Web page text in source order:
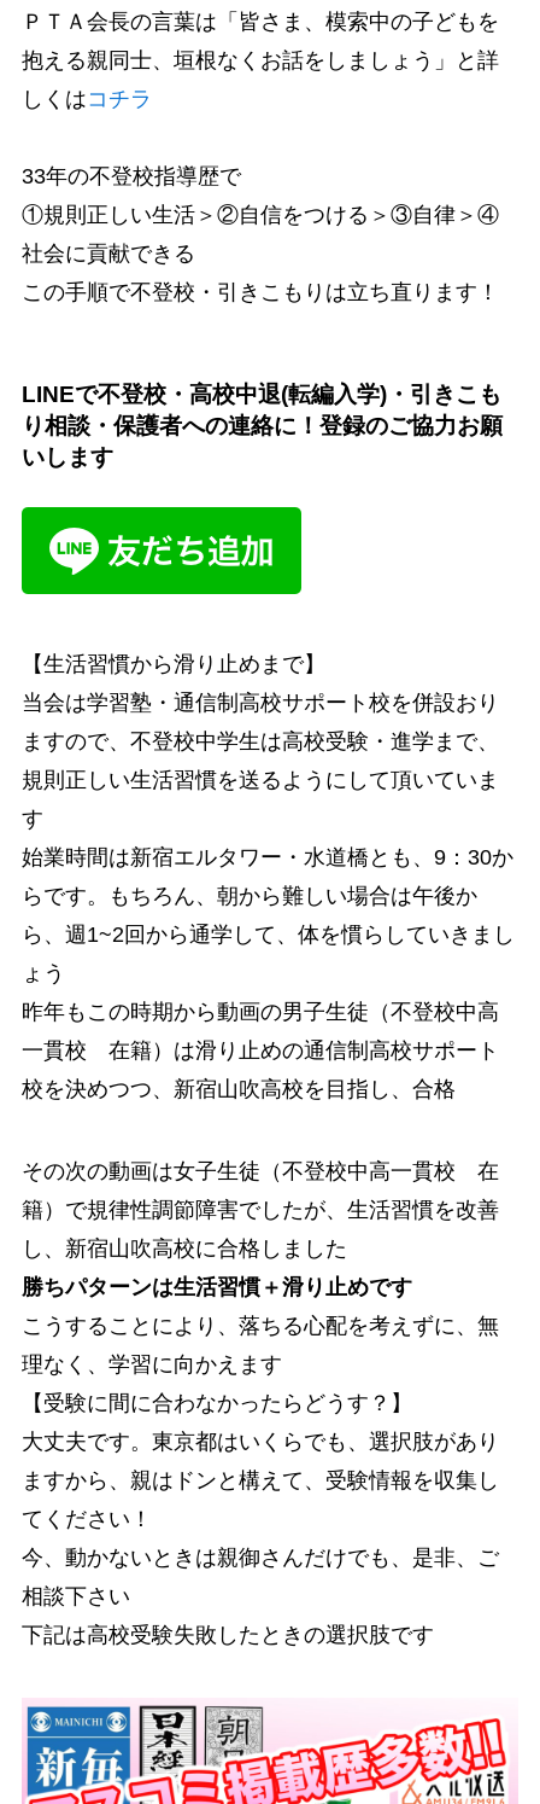
ＰＴＡ会長の言葉は「皆さま、模索中の子どもを
抱える親同士、垣根なくお話をしましょう」と詳
しくはコチラ
33年の不登校指導歴で
①規則正しい生活＞②自信をつける＞③自律＞④
社会に貢献できる
この手順で不登校・引きこもりは立ち直ります！
LINEで不登校・高校中退(転編入学)・引きこも
り相談・保護者への連絡に！登録のご協力お願
いします
【生活習慣から滑り止めまで】
当会は学習塾・通信制高校サポート校を併設おり
ますので、不登校中学生は高校受験・進学まで、
規則正しい生活習慣を送るようにして頂いていま
す
始業時間は新宿エルタワー・水道橋とも、9：30か
らです。もちろん、朝から難しい場合は午後か
ら、週1~2回から通学して、体を慣らしていきまし
ょう
昨年もこの時期から動画の男子生徒（不登校中高
一貫校 在籍）は滑り止めの通信制高校サポート
校を決めつつ、新宿山吹高校を目指し、合格
その次の動画は女子生徒（不登校中高一貫校 在
籍）で規律性調節障害でしたが、生活習慣を改善
し、新宿山吹高校に合格しました
勝ちパターンは生活習慣＋滑り止めです
こうすることにより、落ちる心配を考えずに、無
理なく、学習に向かえます
【受験に間に合わなかったらどうす？】
大丈夫です。東京都はいくらでも、選択肢があり
ますから、親はドンと構えて、受験情報を収集し
てください！
今、動かないときは親御さんだけでも、是非、ご
相談下さい
下記は高校受験失敗したときの選択肢です